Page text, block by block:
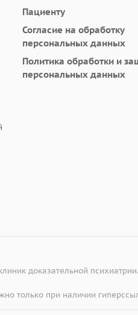
Пациенту
Согласие на обработку
персональных данных
Политика обработки и
персональных данных
доказательной
только при наличии